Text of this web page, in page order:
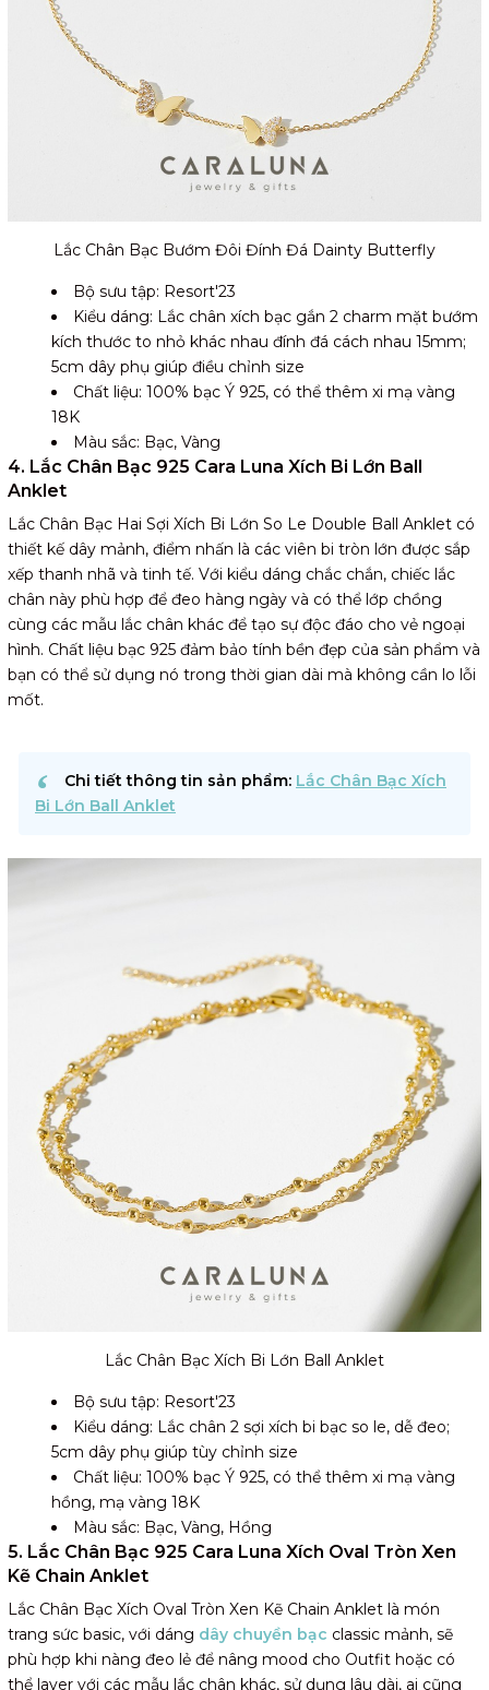
Lắc Chân Bạc Bướm Đôi Đính Đá Dainty Butterfly
Bộ sưu tập: Resort'23
Kiểu dáng: Lắc chân xích bạc gắn 2 charm mặt bướm
kích thước to nhỏ khác nhau đính đá cách nhau 15mm;
5cm dây phụ giúp điều chỉnh size
Chất liệu: 100% bạc Ý 925, có thể thêm xi mạ vàng
18K
Màu sắc: Bạc, Vàng
4. Lắc Chân Bạc 925 Cara Luna Xích Bi Lớn Ball
Anklet
Lắc Chân Bạc Hai Sợi Xích Bi Lớn So Le Double Ball Anklet có
thiết kế dây mảnh, điểm nhấn là các viên bi tròn lớn được sắp
xếp thanh nhã và tinh tế. Với kiểu dáng chắc chắn, chiếc lắc
chân này phù hợp để đeo hàng ngày và có thể lớp chồng
cùng các mẫu lắc chân khác để tạo sự độc đáo cho vẻ ngoại
hình. Chất liệu bạc 925 đảm bảo tính bền đẹp của sản phẩm và
bạn có thể sử dụng nó trong thời gian dài mà không cần lo lỗi
mốt.
Chi tiết thông tin sản phẩm: Lắc Chân Bạc Xích
Bi Lớn Ball Anklet
Lắc Chân Bạc Xích Bi Lớn Ball Anklet
Bộ sưu tập: Resort'23
Kiểu dáng: Lắc chân 2 sợi xích bi bạc so le, dễ đeo;
5cm dây phụ giúp tùy chỉnh size
Chất liệu: 100% bạc Ý 925, có thể thêm xi mạ vàng
hồng, mạ vàng 18K
Màu sắc: Bạc, Vàng, Hồng
5. Lắc Chân Bạc 925 Cara Luna Xích Oval Tròn Xen
Kẽ Chain Anklet
Lắc Chân Bạc Xích Oval Tròn Xen Kẽ Chain Anklet là món
trang sức basic, với dáng dây chuyền bạc classic mảnh, sẽ
phù hợp khi nàng đeo lẻ để nâng mood cho Outfit hoặc có
thể layer với các mẫu lắc chân khác, sử dụng lâu dài, ai cũng